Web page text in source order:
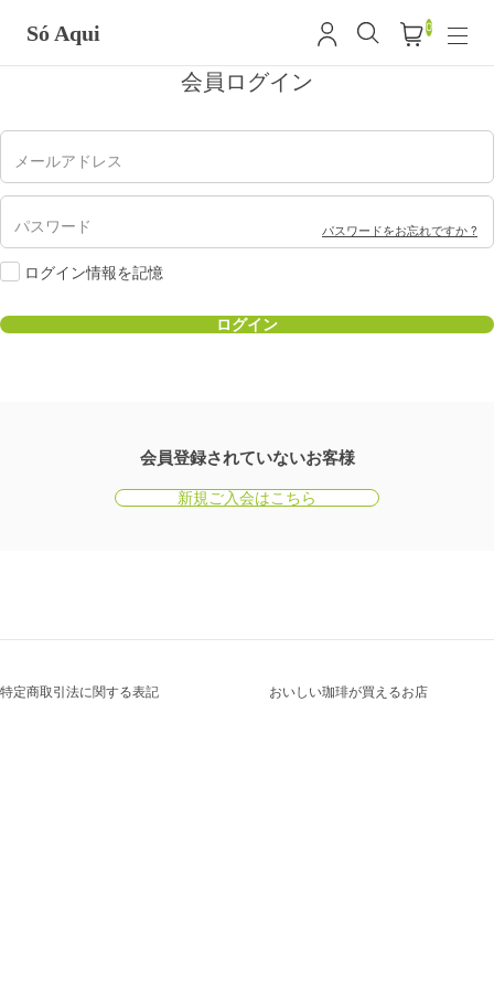
Só Aqui 0
会員ログイン
メールアドレス
パスワード パスワードをお忘れですか ?
ログイン情報を記憶
会員登録されていないお客様
新規ご入会はこちら
特定商取引法に関する表記 おいしい珈琲が買えるお店